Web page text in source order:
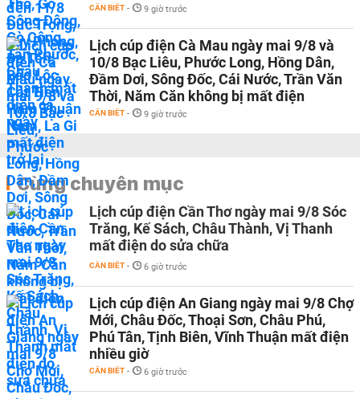
CẦN BIẾT - 9 giờ trước
Lịch cúp điện Cà Mau ngày mai 9/8 và
10/8 Bạc Liêu, Phước Long, Hồng Dân,
Đầm Dơi, Sông Đốc, Cái Nước, Trần Văn
Thời, Năm Căn không bị mất điện
CẦN BIẾT - 9 giờ trước
Cùng chuyên mục
Lịch cúp điện Cần Thơ ngày mai 9/8 Sóc
Trăng, Kế Sách, Châu Thành, Vị Thanh
mất điện do sửa chữa
CẦN BIẾT - 6 giờ trước
Lịch cúp điện An Giang ngày mai 9/8 Chợ
Mới, Châu Đốc, Thoại Sơn, Châu Phú,
Phú Tân, Tịnh Biên, Vĩnh Thuận mất điện
nhiều giờ
CẦN BIẾT - 6 giờ trước